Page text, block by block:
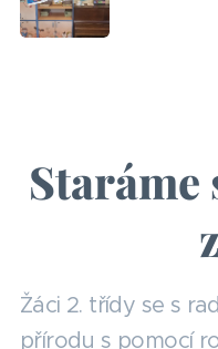
Staráme
Žáci 2. třídy se s
přírodu s pomocí